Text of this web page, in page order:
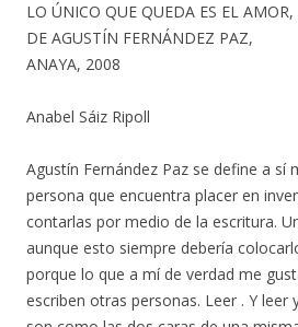
LO ÚNICO QUE QUEDA ES EL AMOR,
DE AGUSTÍN FERNÁNDEZ PAZ,
ANAYA, 2008
Anabel Sáiz Ripoll
Agustín Fernández Paz se define a sí
persona que encuentra placer en
contarlas por medio de la escritura.
aunque esto siempre debería
porque lo que a mí de verdad me
escriben otras personas. Leer . Y leer